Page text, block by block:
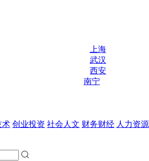
上海
武汉
西安
南宁
术 创业投资 社会人文 财务财经 人力资源